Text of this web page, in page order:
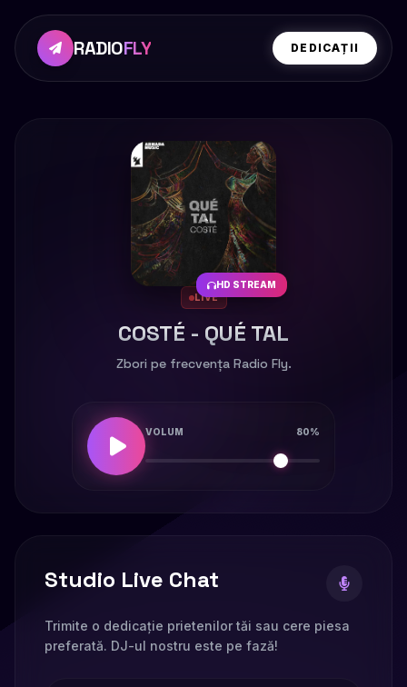
RADIOFLY DEDICAȚII
HD STREAM
LIVE
COSTÉ - QUÉ TAL
Zbori pe frecvența Radio Fly.
VOLUM 80%
Studio Live Chat
Trimite o dedicație prietenilor tăi sau cere piesa
preferată. DJ-ul nostru este pe fază!